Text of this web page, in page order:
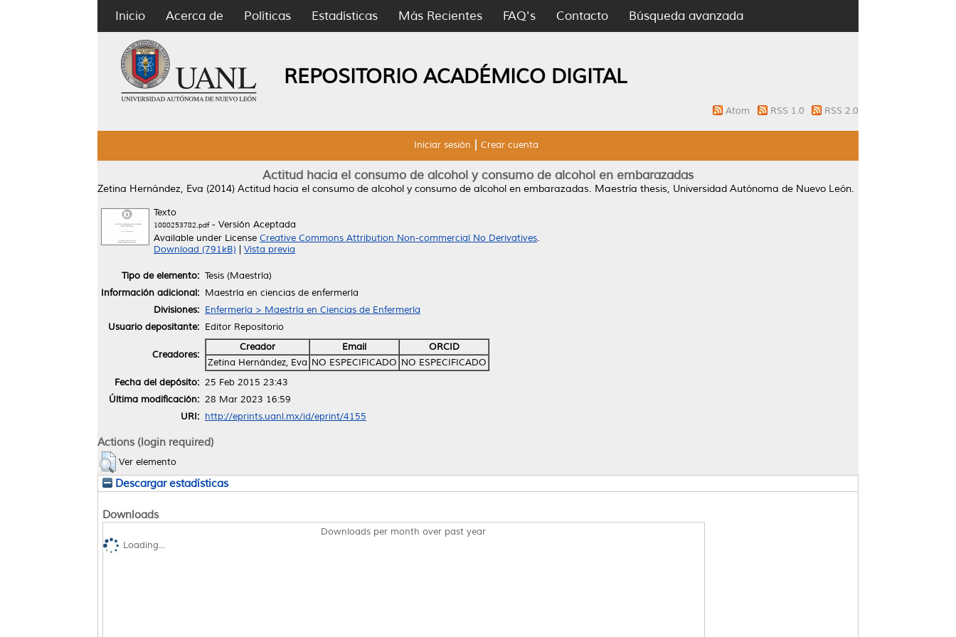
Inicio Acerca de Políticas Estadísticas Más Recientes FAQ's Contacto Búsqueda avanzada
REPOSITORIO ACADÉMICO DIGITAL
Atom RSS 1.0 RSS 2.0
Iniciar sesión Crear cuenta
Actitud hacia el consumo de alcohol y consumo de alcohol en embarazadas
Zetina Hernández, Eva (2014) Actitud hacia el consumo de alcohol y consumo de alcohol en embarazadas. Maestría thesis, Universidad Autónoma de Nuevo León.
Texto
1080253782.pdf- Versión Aceptada
Available under License Creative Commons Attribution Non-commercial No Derivatives.
Download (791kB)
Vista previa
Tipo de elemento: Tesis (Maestría)
Información adicional: Maestría en ciencias de enfermería
Divisiones: Enfermería > Maestría en Ciencias de Enfermería
Usuario depositante: Editor Repositorio
Creadores:
Creador Email
ORCID
Zetina Hernández, Eva NO ESPECIFICADO NO ESPECIFICADO
Fecha del depósito: 25 Feb 2015 23:43
Última modificación: 28 Mar 2023 16:59
URI: http://eprints.uanl.mx/id/eprint/4155
Actions (login required)
Ver elemento
Descargar estadísticas
Downloads
Downloads per month over past year
Loading...